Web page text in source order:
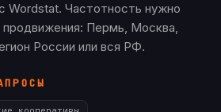
Wordstat. Частотность нужно
продвижения: Пермь, Москва,
России или вся РФ.